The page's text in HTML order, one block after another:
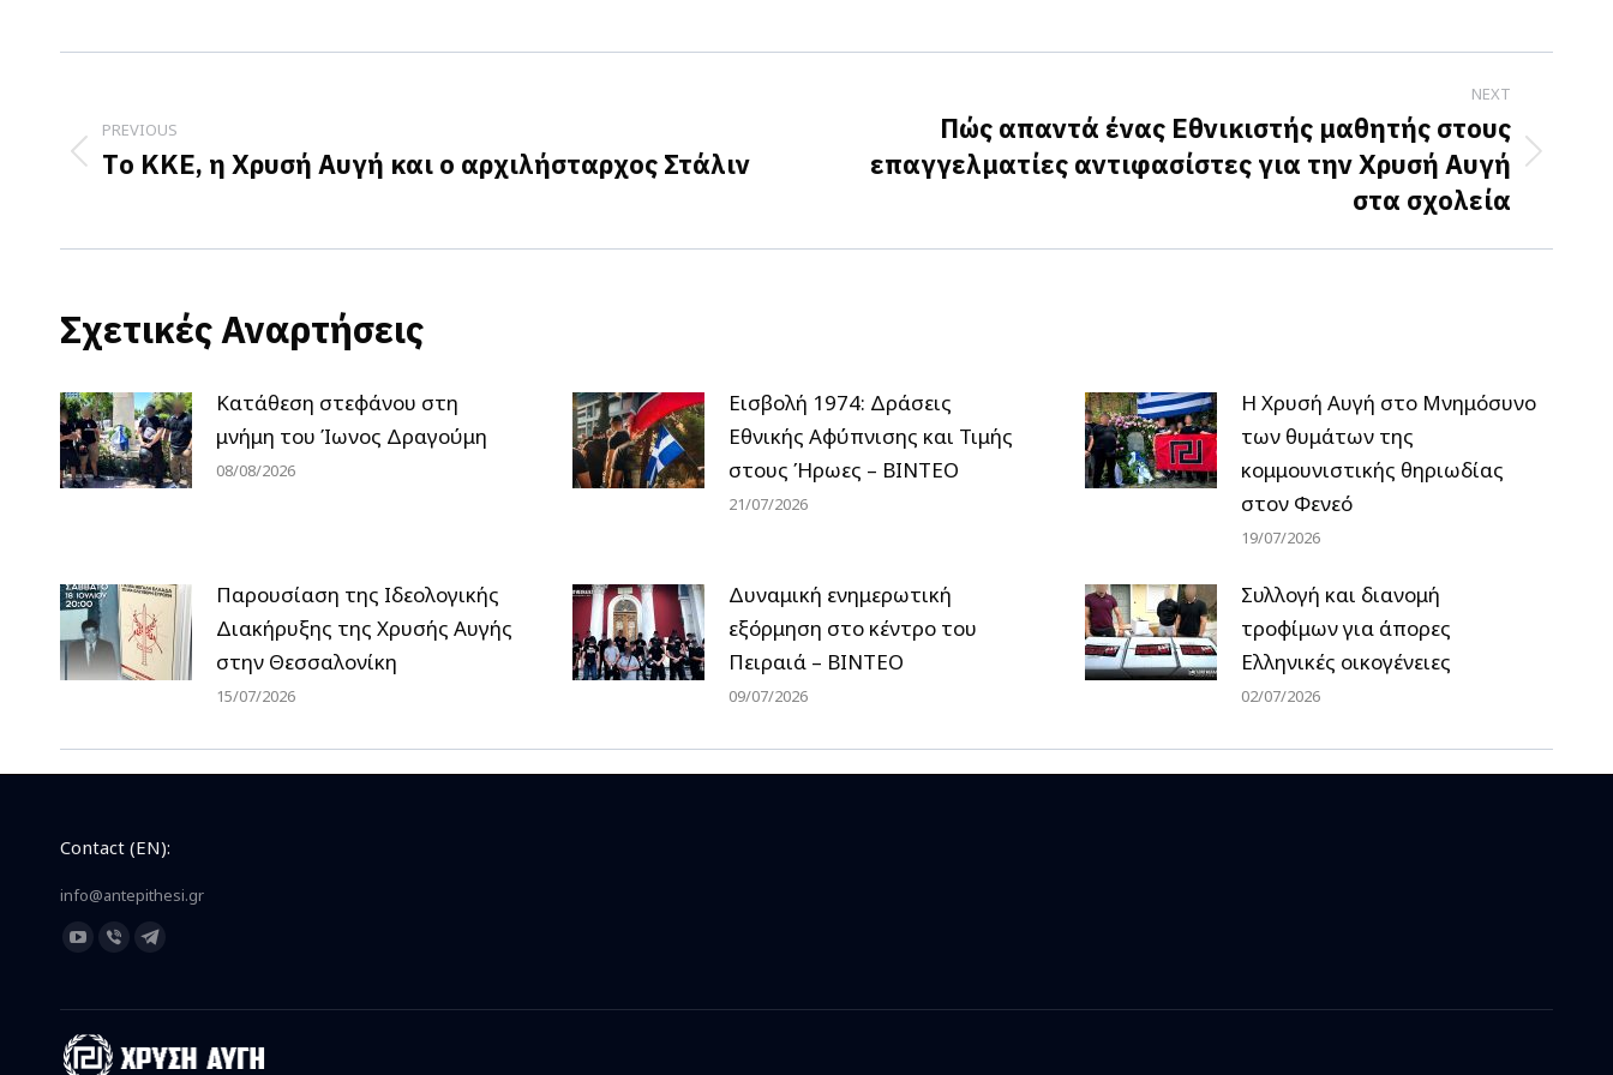
Facebook
X
LinkedIn
navigation
PREVIOUS
Previous
Τo ΚΚΕ, η Χρυσή Αυγή και ο αρχιλήσταρχος Στάλιν
NEXT
Next
Πώς απαντά ένας Εθνικιστής μαθητής στους
επαγγελματίες αντιφασίστες για την Χρυσή Αυγή
στα σχολεία
Σχετικές Αναρτήσεις
Κατάθεση στεφάνου στη
μνήμη του Ίωνος Δραγούμη
08/08/2026
Εισβολή 1974: Δράσεις
Εθνικής Αφύπνισης και Τιμής
στους Ήρωες – ΒΙΝΤΕΟ
21/07/2026
Η Χρυσή Αυγή στο Μνημόσυνο
των θυμάτων της
κομμουνιστικής θηριωδίας
στον Φενεό
19/07/2026
Παρουσίαση της Ιδεολογικής
Διακήρυξης της Χρυσής Αυγής
στην Θεσσαλονίκη
15/07/2026
Δυναμική ενημερωτική
εξόρμηση στο κέντρο του
Πειραιά – ΒΙΝΤΕΟ
09/07/2026
Συλλογή και διανομή
τροφίμων για άπορες
Ελληνικές οικογένειες
02/07/2026
Contact (EN):
info@antepithesi.gr
Find us on:
YouTube
opens
in
Viber
opens
in
Telegram
opens
in